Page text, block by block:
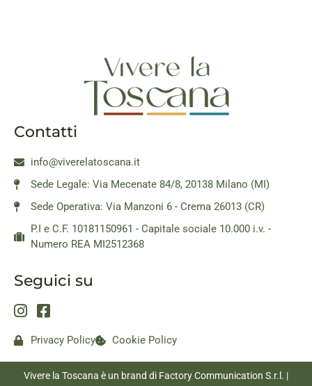
Contatti
info@viverelatoscana.it
Sede Legale: Via Mecenate 84/8, 20138 Milano (MI)
Sede Operativa: Via Manzoni 6 - Crema 26013 (CR)
P.I e C.F. 10181150961 - Capitale sociale 10.000 i.v. -
Numero REA MI2512368
Seguici su
Privacy Policy Cookie Policy
Vivere la Toscana è un brand di Factory Communication S.r.l. |